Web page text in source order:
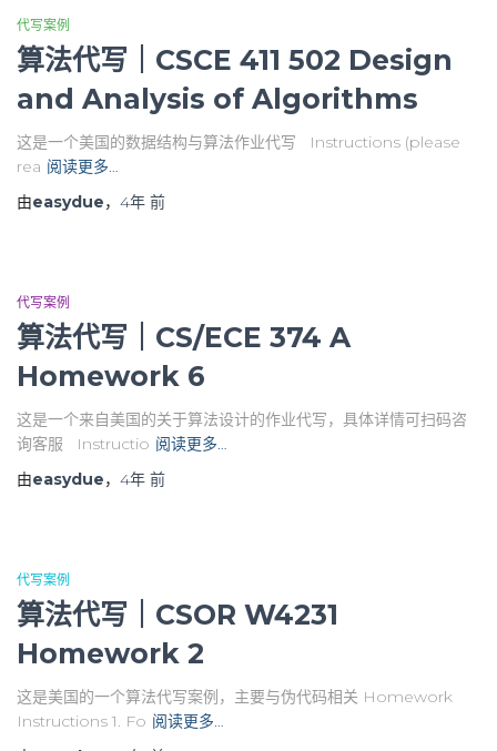
代写案例
算法代写｜CSCE 411 502 Design
and Analysis of Algorithms
这是一个美国的数据结构与算法作业代写 Instructions (please
rea 阅读更多…
由easydue， 4年 前
代写案例
算法代写｜CS/ECE 374 A
Homework 6
这是一个来自美国的关于算法设计的作业代写，具体详情可扫码咨
询客服 Instructio 阅读更多…
由easydue， 4年 前
代写案例
算法代写｜CSOR W4231
Homework 2
这是美国的一个算法代写案例，主要与伪代码相关 Homework
Instructions 1. Fo 阅读更多…